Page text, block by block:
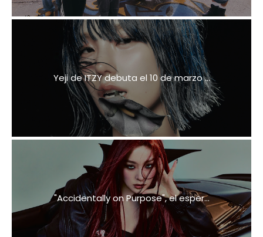
Yeji de ITZY debuta el 10 de marzo ...
"Accidentally on Purpose", el esper...